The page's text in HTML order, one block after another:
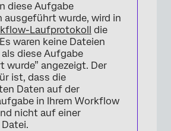
diese Aufgabe
ausgeführt wurde, wird in
Laufprotokoll die
waren keine Dateien
diese Aufgabe
wurde” angezeigt. Der
ist, dass die
Daten auf der
in Ihrem Workflow
nicht auf einer